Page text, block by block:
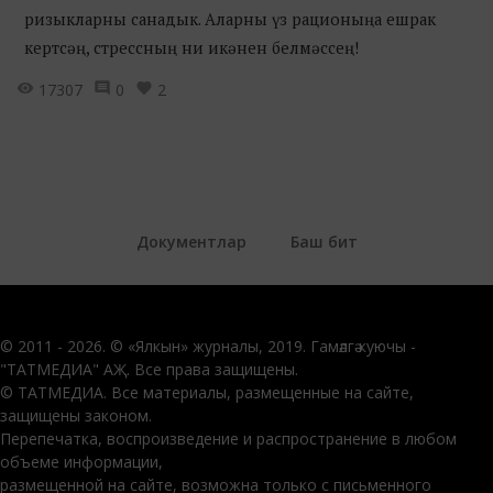
ризыкларны санадык. Аларны үз рационыңа ешрак
кертсәң, стрессның ни икәнен белмәссең!
17307
0 2
Документлар Баш бит
© 2011 - 2026. © «Ялкын» журналы, 2019. Гамәлгә куючы -
"ТАТМЕДИА" АҖ. Все права защищены.
© ТАТМЕДИА. Все материалы, размещенные на сайте,
защищены законом.
Перепечатка, воспроизведение и распространение в любом
объеме информации,
размещенной на сайте, возможна только с письменного